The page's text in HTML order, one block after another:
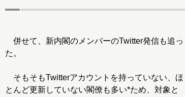
併せて、新内閣のメンバーのTwitter発信も追っ
た。
そもそもTwitterアカウントを持っていない、ほ
とんど更新していない閣僚も多い*ため、対象と